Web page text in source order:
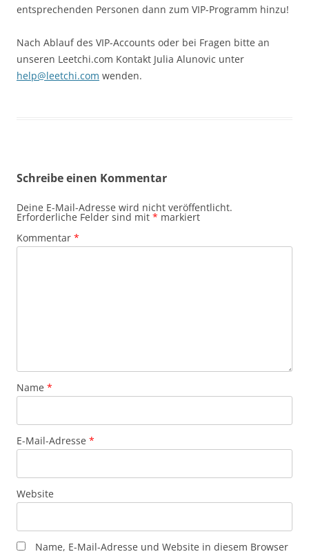
entsprechenden Personen dann zum VIP-Programm hinzu!
Nach Ablauf des VIP-Accounts oder bei Fragen bitte an
unseren Leetchi.com Kontakt Julia Alunovic unter
help@leetchi.com wenden.
Schreibe einen Kommentar
Deine E-Mail-Adresse wird nicht veröffentlicht.
Erforderliche Felder sind mit * markiert
Kommentar *
Name *
E-Mail-Adresse *
Website
Name, E-Mail-Adresse und Website in diesem Browser